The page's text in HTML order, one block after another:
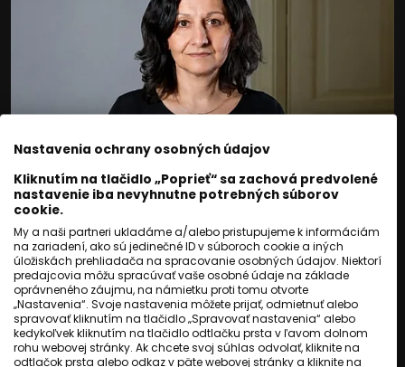
SLOVENSKO
Mali štyri až dvanásť rokov.
Deti z Bratislavy zomreli v
tábore smrti
Jozef Novák,Jozef Šivák
Nastavenia ochrany osobných údajov
Kliknutím na tlačidlo „Poprieť“ sa zachová predvolené
nastavenie iba nevyhnutne potrebných súborov
cookie.
My a naši partneri ukladáme a/alebo pristupujeme k informáciám
na zariadení, ako sú jedinečné ID v súboroch cookie a iných
úložiskách prehliadača na spracovanie osobných údajov. Niektorí
predajcovia môžu spracúvať vaše osobné údaje na základe
oprávneného záujmu, na námietku proti tomu otvorte
„Nastavenia“. Svoje nastavenia môžete prijať, odmietnuť alebo
spravovať kliknutím na tlačidlo „Spravovať nastavenia“ alebo
kedykoľvek kliknutím na tlačidlo odtlačku prsta v ľavom dolnom
rohu webovej stránky. Ak chcete svoj súhlas odvolať, kliknite na
odtlačok prsta alebo odkaz v päte webovej stránky a kliknite na